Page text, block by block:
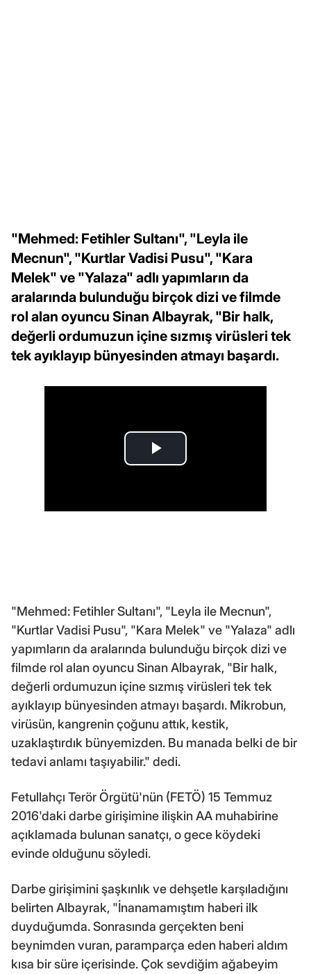
"Mehmed: Fetihler Sultanı", "Leyla ile
Mecnun", "Kurtlar Vadisi Pusu", "Kara
Melek" ve "Yalaza" adlı yapımların da
aralarında bulunduğu birçok dizi ve filmde
rol alan oyuncu Sinan Albayrak, "Bir halk,
değerli ordumuzun içine sızmış virüsleri tek
tek ayıklayıp bünyesinden atmayı başardı.
"Mehmed: Fetihler Sultanı", "Leyla ile Mecnun",
"Kurtlar Vadisi Pusu", "Kara Melek" ve "Yalaza" adlı
yapımların da aralarında bulunduğu birçok dizi ve
filmde rol alan oyuncu Sinan Albayrak, "Bir halk,
değerli ordumuzun içine sızmış virüsleri tek tek
ayıklayıp bünyesinden atmayı başardı. Mikrobun,
virüsün, kangrenin çoğunu attık, kestik,
uzaklaştırdık bünyemizden. Bu manada belki de bir
tedavi anlamı taşıyabilir." dedi.
Fetullahçı Terör Örgütü'nün (FETÖ) 15 Temmuz
2016'daki darbe girişimine ilişkin AA muhabirine
açıklamada bulunan sanatçı, o gece köydeki
evinde olduğunu söyledi.
Darbe girişimini şaşkınlık ve dehşetle karşıladığını
belirten Albayrak, "İnanamamıştım haberi ilk
duyduğumda. Sonrasında gerçekten beni
beynimden vuran, paramparça eden haberi aldım
kısa bir süre içerisinde. Çok sevdiğim ağabeyim